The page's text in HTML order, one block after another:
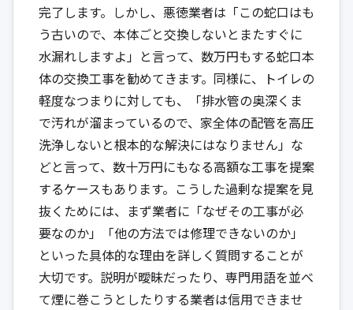
完了します。しかし、悪徳業者は「この蛇口はも
う古いので、本体ごと交換しないとまたすぐに
水漏れしますよ」と言って、数万円もする蛇口本
体の交換工事を勧めてきます。同様に、トイレの
軽度なつまりに対しても、「排水管の奥深くま
で汚れが溜まっているので、家全体の配管を高圧
洗浄しないと根本的な解決にはなりません」な
どと言って、数十万円にもなる高額な工事を提案
するケースもあります。こうした過剰な提案を見
抜くためには、まず業者に「なぜその工事が必
要なのか」「他の方法では修理できないのか」
といった具体的な理由を詳しく質問することが
大切です。説明が曖昧だったり、専門用語を並べ
て煙に巻こうとしたりする業者は信用できませ